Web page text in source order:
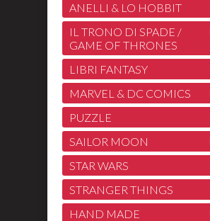
ANELLI & LO HOBBIT
IL TRONO DI SPADE /
GAME OF THRONES
LIBRI FANTASY
MARVEL & DC COMICS
PUZZLE
SAILOR MOON
STAR WARS
STRANGER THINGS
HAND MADE